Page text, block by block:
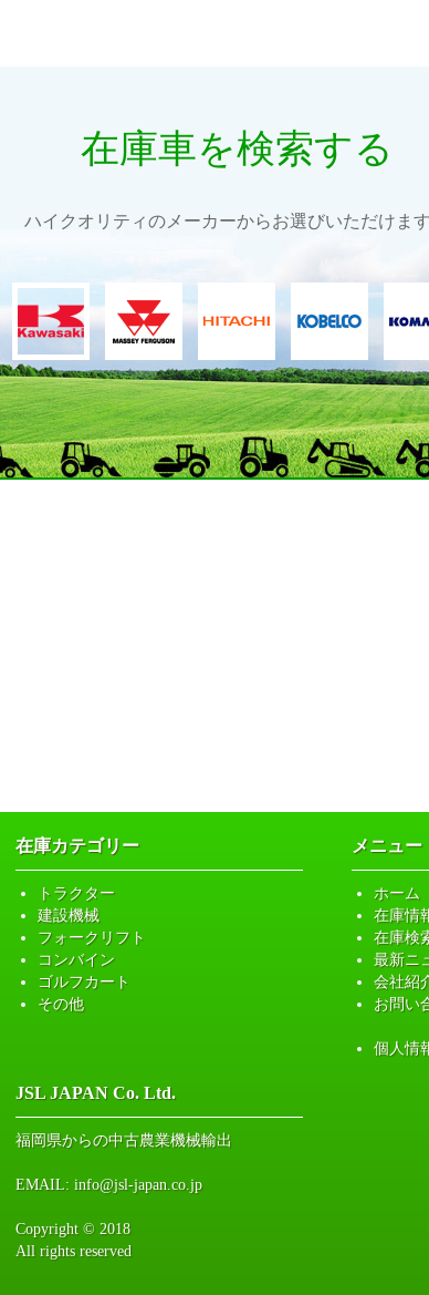
在庫車を検索する
ハイクオリティのメーカーからお選びいただけま
在庫カテゴリー
トラクター
建設機械
フォークリフト
コンバイン
ゴルフカート
その他
メニュー
ホーム
在庫情
在庫検
最新ニ
会社紹
お問い
個人情
JSL JAPAN Co. Ltd.
福岡県からの中古農業機械輸出
EMAIL: info@jsl-japan.co.jp
Copyright © 2018
All rights reserved